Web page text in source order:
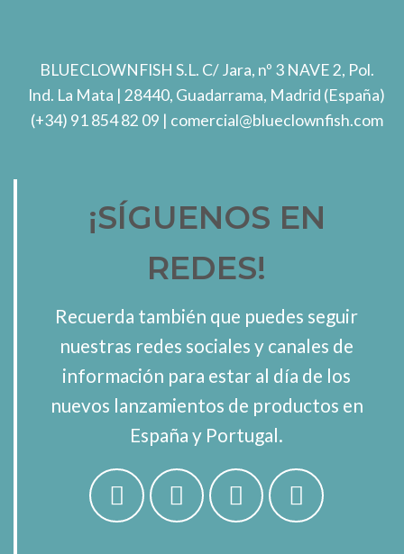
BLUECLOWNFISH S.L. C/ Jara, nº 3 NAVE 2, Pol.
Ind. La Mata | 28440, Guadarrama, Madrid (España)
(+34) 91 854 82 09 | comercial@blueclownfish.com
¡SÍGUENOS EN
REDES!
Recuerda también que puedes seguir
nuestras redes sociales y canales de
información para estar al día de los
nuevos lanzamientos de productos en
España y Portugal.